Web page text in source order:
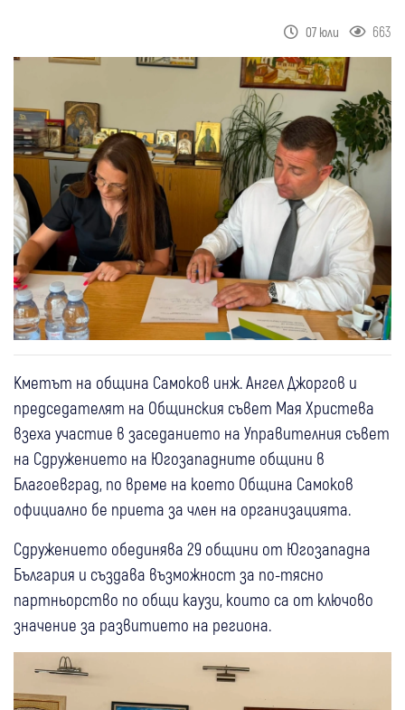
07 юли 663
Кметът на община Самоков инж. Ангел Джоргов и
председателят на Общинския съвет Мая Христева
взеха участие в заседанието на Управителния съвет
на Сдружението на Югозападните общини в
Благоевград, по време на което Община Самоков
официално бе приета за член на организацията.
Сдружението обединява 29 общини от Югозападна
България и създава възможност за по-тясно
партньорство по общи каузи, които са от ключово
значение за развитието на региона.